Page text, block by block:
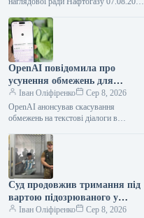
заступника голови Офісу Президента
Олексія Соболева представником…
OpenAI повідомила про
усунення обмежень для
текстових розмов у ChatGPT
на безкоштовних планах
Іван Оліфіренко
Сер 8, 2026
OpenAI анонсував скасування
обмежень на текстові діалоги в
07.08.2026 16:59 Укрінформ
Американська компанія OpenAI
заявила, що…
Суд продовжив тримання під
вартою підозрюваного у
вбивстві Фаріон на два
Іван Оліфіренко Сер 8, 2026